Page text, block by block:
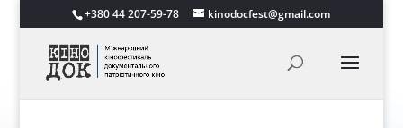
+380 44 207-59-78 kinodocfest@gmail.com